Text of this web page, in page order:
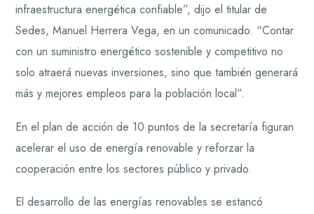
infraestructura energética confiable”, dijo el titular de
Sedes, Manuel Herrera Vega, en un comunicado. “Contar
con un suministro energético sostenible y competitivo no
solo atraerá nuevas inversiones, sino que también generará
más y mejores empleos para la población local”.
En el plan de acción de 10 puntos de la secretaría figuran
acelerar el uso de energía renovable y reforzar la
cooperación entre los sectores público y privado.
El desarrollo de las energías renovables se estancó